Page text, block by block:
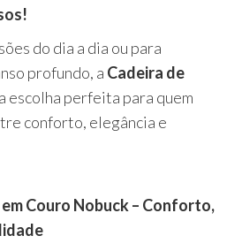
do dia a dia ou para
profundo, a Cadeira de
escolha perfeita para quem
conforto, elegância e
Couro Nobuck – Conforto,